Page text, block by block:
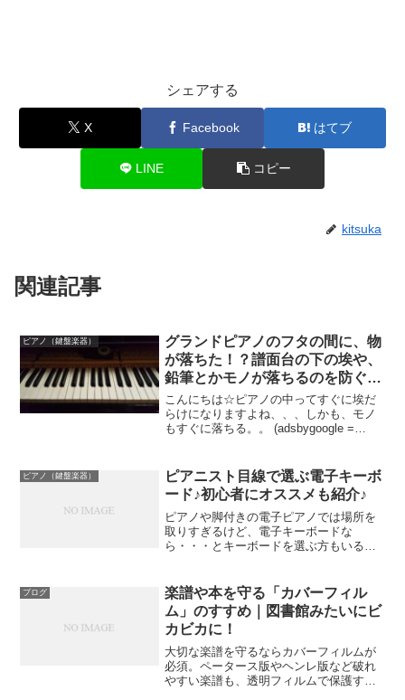
シェアする
X Facebook はてブ
LINE コピー
kitsuka
関連記事
ピアノ（鍵盤楽器）
グランドピアノのフタの間に、物
が落ちた！？譜面台の下の埃や、
鉛筆とかモノが落ちるのを防ぐ方
法ってあるの！？
こんにちは☆ピアノの中ってすぐに埃だ
らけになりますよね、、、しかも、モノ
もすぐに落ちる。。 (adsbygoogle =
中に落...
ピアノ（鍵盤楽器）
ピアニスト目線で選ぶ電子キーボ
ード♪初心者にオススメも紹介♪
ピアノや脚付きの電子ピアノでは場所を
取りすぎるけど、電子キーボードな
ら・・・とキーボードを選ぶ方もいるの
キーボードは優秀です。用途によって
は、キーボードの方が携帯性や場...
ブログ
楽譜や本を守る「カバーフィル
ム」のすすめ｜図書館みたいにビ
カビカに！
大切な楽譜を守るならカバーフィルムが
必須。ペータース版やヘンレ版など破れ
やすい楽譜も、透明フィルムで保護すれ